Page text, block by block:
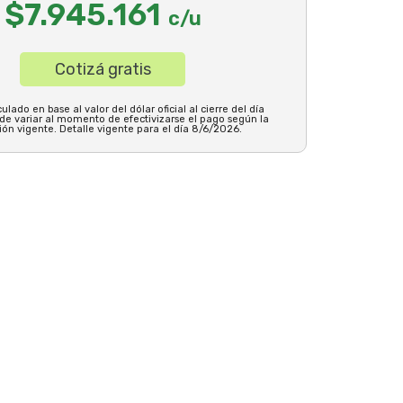
$7.945.161 c/u
Cotizá gratis
en base al valor del dólar oficial al cierre del día
variar al momento de efectivizarse el pago según la
vigente. Detalle vigente para el día 8/6/2026.